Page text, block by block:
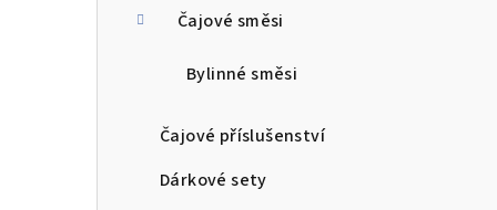
Čajové směsi
Bylinné směsi
Čajové příslušenství
Dárkové sety